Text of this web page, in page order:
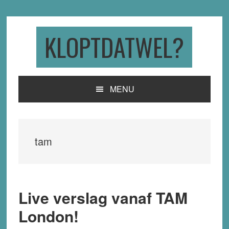
KLOPTDATWEL?
MENU
tam
Live verslag vanaf TAM
London!